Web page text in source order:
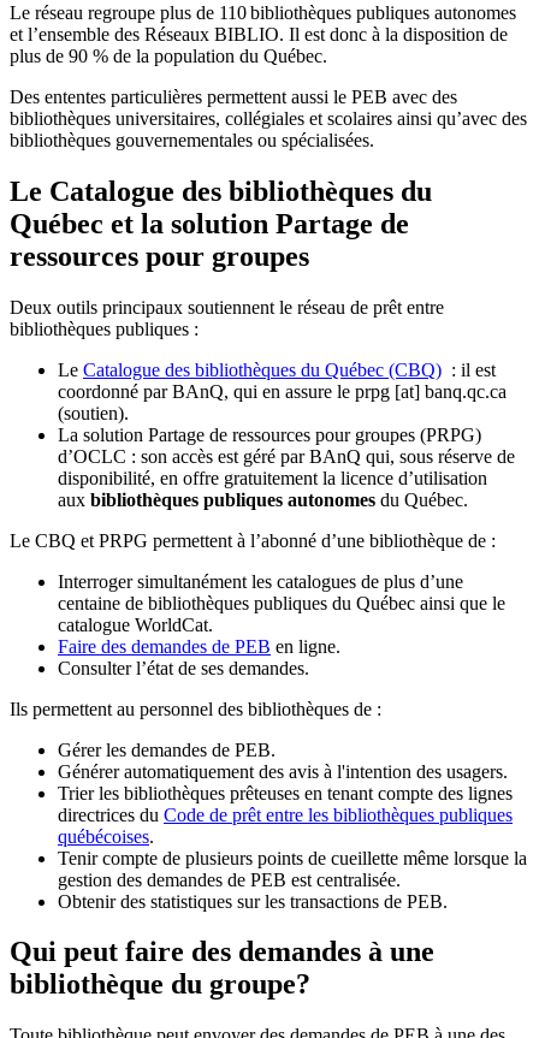
Le réseau regroupe plus de 110bibliothèques publiques autonomes
et l’ensemble des Réseaux BIBLIO. Il est donc à la disposition de
plus de 90 % de la population du Québec.
Des ententes particulières permettent aussi le PEB avec des
bibliothèques universitaires, collégiales et scolaires ainsi qu’avec des
bibliothèques gouvernementales ou spécialisées.
Le Catalogue des bibliothèques du
Québec et la solution Partage de
ressources pour groupes
Deux outils principaux soutiennent le réseau de prêt entre
bibliothèques publiques :
Le Catalogue des bibliothèques du Québec (CBQ) : il est
coordonné par BAnQ, qui en assure le prpg [at] banq.qc.ca
(soutien).
La solution Partage de ressources pour groupes (PRPG)
d’OCLC : son accès est géré par BAnQ qui, sous réserve de
disponibilité, en offre gratuitement la licence d’utilisation
aux bibliothèques publiques autonomes du Québec.
Le CBQ et PRPG permettent à l’abonné d’une bibliothèque de :
Interroger simultanément les catalogues de plus d’une
centaine de bibliothèques publiques du Québec ainsi que le
catalogue WorldCat.
Faire des demandes de PEB en ligne.
Consulter l’état de ses demandes.
Ils permettent au personnel des bibliothèques de :
Gérer les demandes de PEB.
Générer automatiquement des avis à l'intention des usagers.
Trier les bibliothèques prêteuses en tenant compte des lignes
directrices du Code de prêt entre les bibliothèques publiques
québécoises.
Tenir compte de plusieurs points de cueillette même lorsque la
gestion des demandes de PEB est centralisée.
Obtenir des statistiques sur les transactions de PEB.
Qui peut faire des demandes à une
bibliothèque du groupe?